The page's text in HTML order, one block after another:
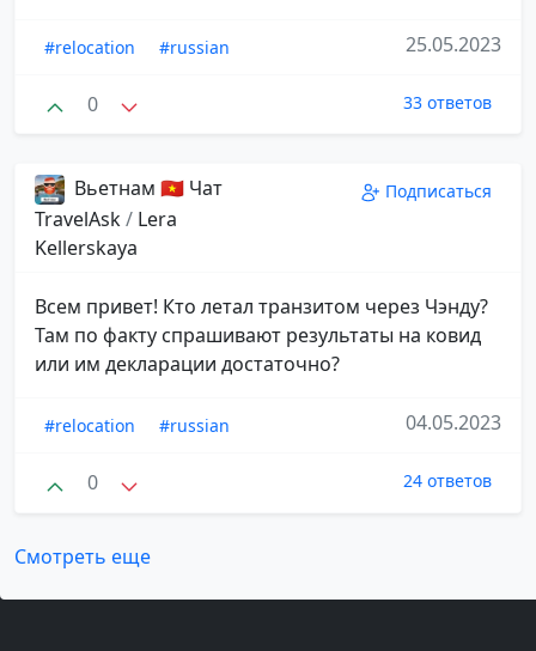
#relocation #russian 25.05.2023
0 33 ответов
Вьетнам 🇻🇳 Чат
TravelAsk/ Lera
Kellerskaya
Подписаться
Всем привет! Кто летал транзитом через Чэнду?
Там по факту спрашивают результаты на ковид
или им декларации достаточно?
#relocation #russian 04.05.2023
0 24 ответов
Смотреть еще